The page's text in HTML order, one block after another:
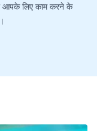
लिए काम करने के